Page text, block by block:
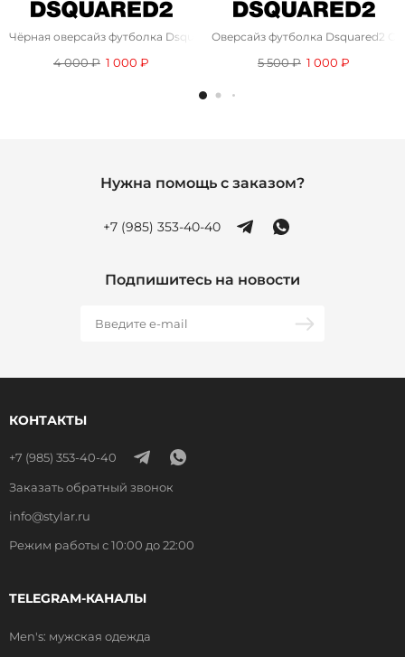
Чёрная оверсайз футболка Dsquared2 Vitkac
4 000 ₽ 1 000 ₽
Оверсайз футболка Dsquared2
5 500 ₽ 1 000 ₽
Нужна помощь с заказом?
+7 (985) 353-40-40
Подпишитесь на новости
КОНТАКТЫ
+7 (985) 353-40-40
Заказать обратный звонок
info@stylar.ru
Режим работы с 10:00 до 22:00
TELEGRAM-КАНАЛЫ
Men's: мужская одежда